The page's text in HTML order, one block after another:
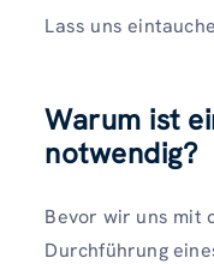
Lass uns
Warum ist
notwendig?
Bevor wir uns mit
Durchführung